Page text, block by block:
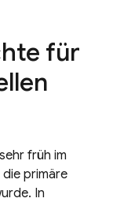
für
früh im
primäre
In